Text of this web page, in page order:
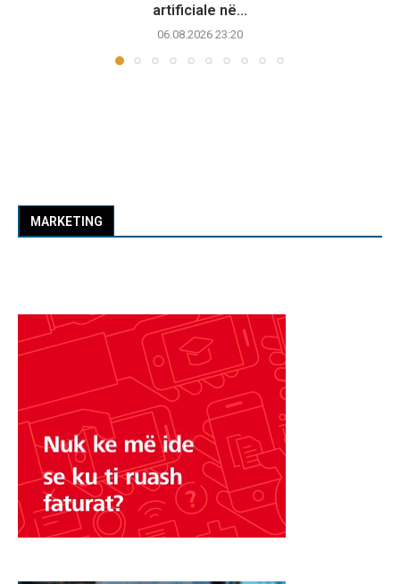
artificiale në...
06.08.2026 23:20
MARKETING